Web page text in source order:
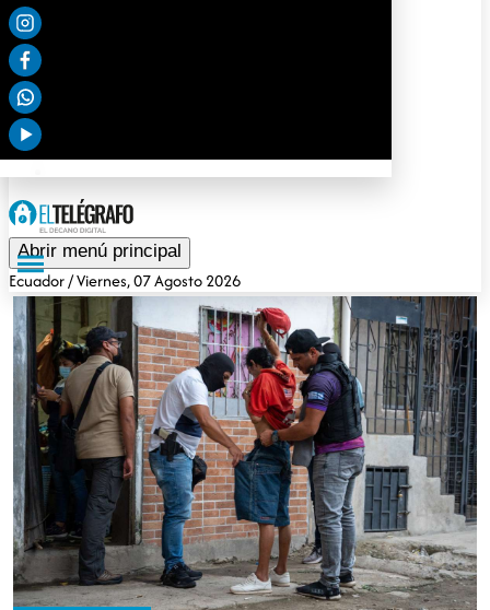
Abrir menú principal
Ecuador/ Viernes, 07 Agosto 2026